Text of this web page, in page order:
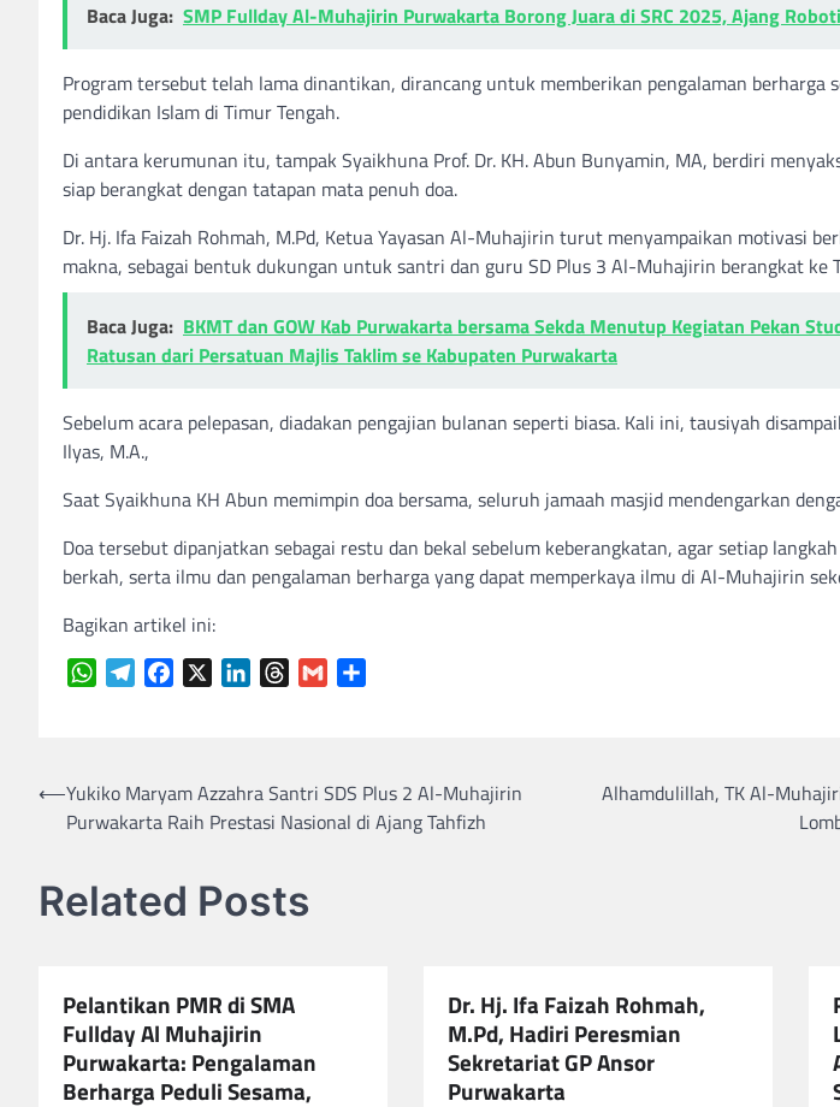
Baca Juga: SMP Fullday Al-Muhajirin Purwakarta Borong Juara di SRC 2025, Ajang
Program tersebut telah lama dinantikan, dirancang untuk memberikan pengalaman berharga
pendidikan Islam di Timur Tengah.
Di antara kerumunan itu, tampak Syaikhuna Prof. Dr. KH. Abun Bunyamin, MA, berdiri
siap berangkat dengan tatapan mata penuh doa.
Dr. Hj. Ifa Faizah Rohmah, M.Pd, Ketua Yayasan Al-Muhajirin turut menyampaikan motivasi
makna, sebagai bentuk dukungan untuk santri dan guru SD Plus 3 Al-Muhajirin berangkat ke
Baca Juga: BKMT dan GOW Kab Purwakarta bersama Sekda Menutup Kegiatan Pekan
Ratusan dari Persatuan Majlis Taklim se Kabupaten Purwakarta
Sebelum acara pelepasan, diadakan pengajian bulanan seperti biasa. Kali ini, tausiyah
Ilyas, M.A.,
Saat Syaikhuna KH Abun memimpin doa bersama, seluruh jamaah masjid mendengarkan
Doa tersebut dipanjatkan sebagai restu dan bekal sebelum keberangkatan, agar setiap
berkah, serta ilmu dan pengalaman berharga yang dapat memperkaya ilmu di Al-Muhajirin
Bagikan artikel ini:
WhatsAppTelegramFacebook LinkedInThreads
Gmail
Navigasi
pos
⟵Yukiko Maryam Azzahra Santri SDS Plus 2 Al-Muhajirin
Purwakarta Raih Prestasi Nasional di Ajang Tahfizh
Alhamdulillah, TK Al-
Related Posts
Pelantikan PMR di SMA
Fullday Al Muhajirin
Purwakarta: Pengalaman
Berharga Peduli Sesama,
Dr. Hj. Ifa Faizah Rohmah,
M.Pd, Hadiri Peresmian
Sekretariat GP Ansor
Purwakarta